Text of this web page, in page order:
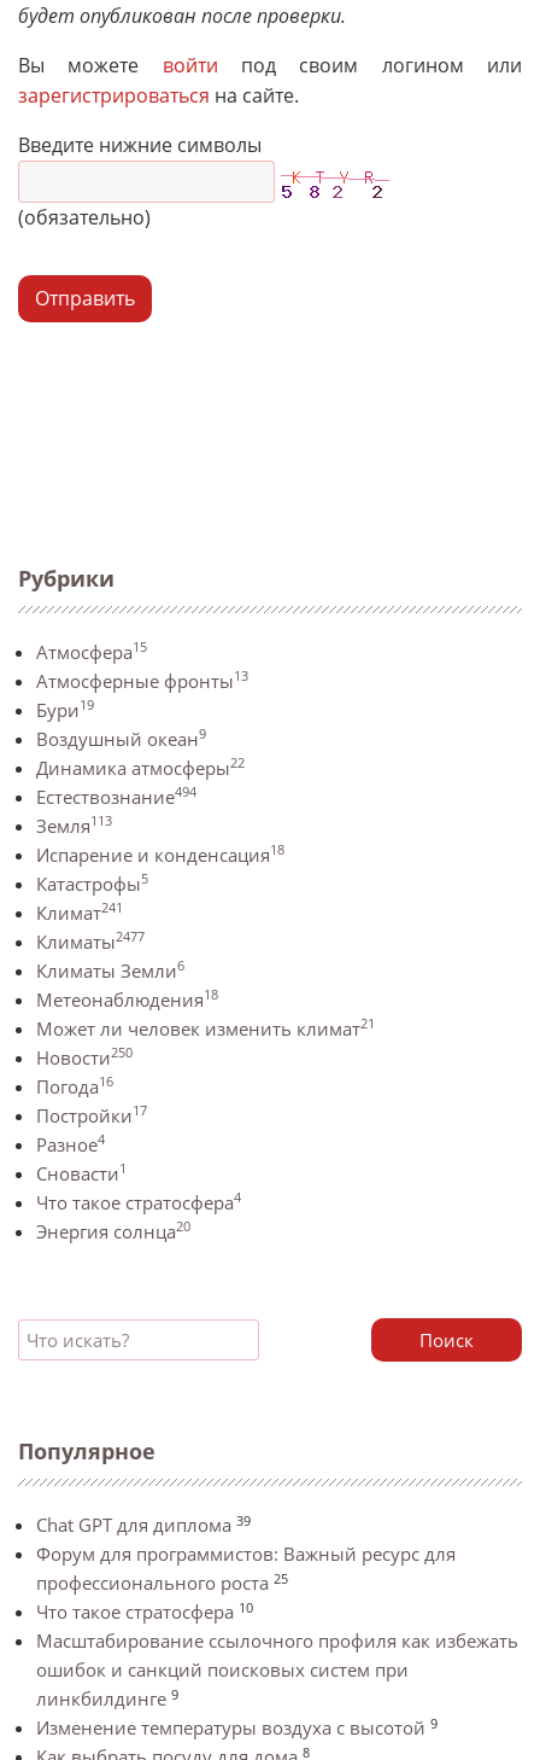
Рубрики
Атмосфера15
Атмосферные фронты13
Бури19
Воздушный океан9
Динамика атмосферы22
Естествознание494
Земля113
Испарение и конденсация18
Катастрофы5
Климат241
Климаты2477
Климаты Земли6
Метеонаблюдения18
Может ли человек изменить климат21
Новости250
Погода16
Постройки17
Разное4
Сновасти1
Что такое стратосфера4
Энергия солнца20
Поиск
Популярное
Chat GPT для диплома 39
Форум для программистов: Важный ресурс для
профессионального роста 25
Что такое стратосфера 10
Масштабирование ссылочного профиля как избежать
ошибок и санкций поисковых систем при
линкбилдинге 9
Изменение температуры воздуха с высотой 9
8
будет опубликован после проверки.
Вы можете войти под своим логином или
зарегистрироваться на сайте.
Введите нижние символы
(обязательно)
Отправить